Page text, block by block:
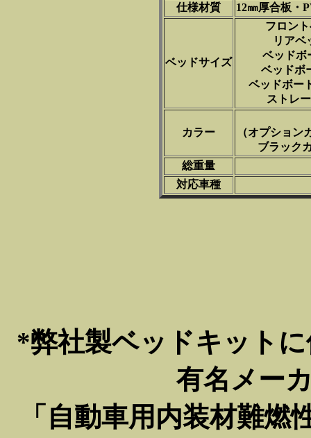
仕様材質
12㎜厚合板・
ベッドサイズ
フロン
リアベ
ベッドボ
ベッドボ
ベッドボー
ストレ
カラー
（オプショ
ブラック
総重量
対応車種
*弊社製ベッドキット
有名メー
「自動車用内装材難